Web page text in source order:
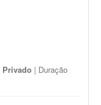
Privado | Duração